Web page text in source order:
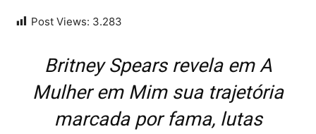
Post Views: 3.283
Britney Spears revela em A
Mulher em Mim sua trajetória
marcada por fama, lutas